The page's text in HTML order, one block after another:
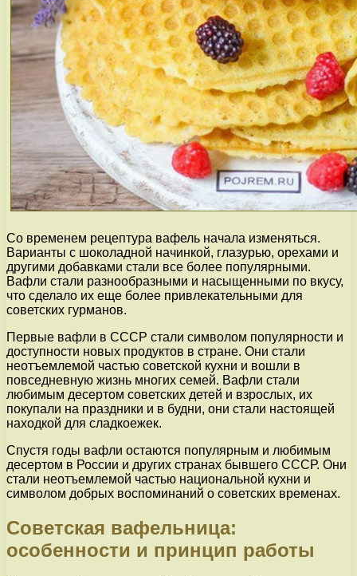
Со временем рецептура вафель начала изменяться.
Варианты с шоколадной начинкой, глазурью, орехами и
другими добавками стали все более популярными.
Вафли стали разнообразными и насыщенными по вкусу,
что сделало их еще более привлекательными для
советских гурманов.
Первые вафли в СССР стали символом популярности и
доступности новых продуктов в стране. Они стали
неотъемлемой частью советской кухни и вошли в
повседневную жизнь многих семей. Вафли стали
любимым десертом советских детей и взрослых, их
покупали на праздники и в будни, они стали настоящей
находкой для сладкоежек.
Спустя годы вафли остаются популярным и любимым
десертом в России и других странах бывшего СССР. Они
стали неотъемлемой частью национальной кухни и
символом добрых воспоминаний о советских временах.
Советская вафельница:
особенности и принцип работы